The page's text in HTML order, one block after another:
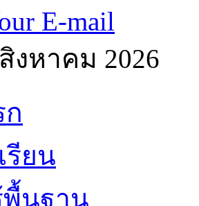
E-mail
งหาคม 2026
รียน
นฐาน